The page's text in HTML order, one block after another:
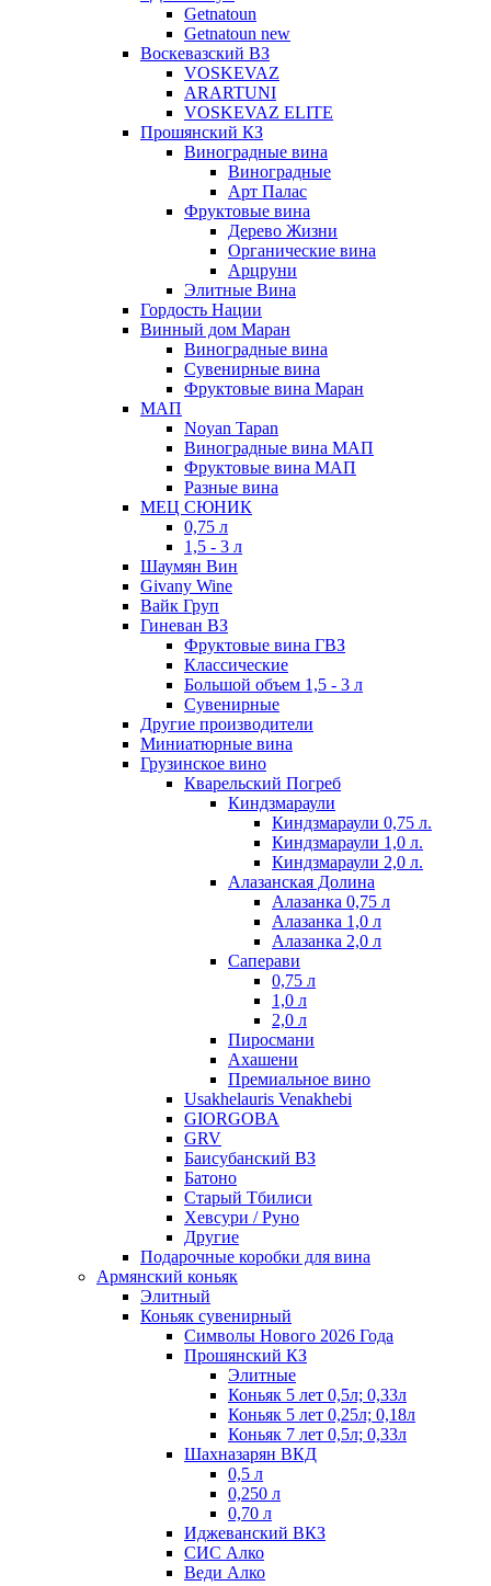
Getnatoun
Getnatoun new
Воскевазский ВЗ
VOSKEVAZ
ARARTUNI
VOSKEVAZ ELITE
Прошянский КЗ
Виноградные вина
Виноградные
Арт Палас
Фруктовые вина
Дерево Жизни
Органические вина
Арцруни
Элитные Вина
Гордость Нации
Винный дом Маран
Виноградные вина
Сувенирные вина
Фруктовые вина Маран
МАП
Noyan Tapan
Виноградные вина МАП
Фруктовые вина МАП
Разные вина
МЕЦ СЮНИК
0,75 л
1,5 - 3 л
Шаумян Вин
Givany Wine
Вайк Груп
Гиневан ВЗ
Фруктовые вина ГВЗ
Классические
Большой объем 1,5 - 3 л
Сувенирные
Другие производители
Миниатюрные вина
Грузинское вино
Кварельский Погреб
Киндзмараули
Киндзмараули 0,75 л.
Киндзмараули 1,0 л.
Киндзмараули 2,0 л.
Алазанская Долина
Алазанка 0,75 л
Алазанка 1,0 л
Алазанка 2,0 л
Саперави
0,75 л
1,0 л
2,0 л
Пиросмани
Ахашени
Премиальное вино
Usakhelauris Venakhebi
GIORGOBA
GRV
Баисубанский ВЗ
Батоно
Старый Тбилиси
Хевсури / Руно
Другие
Подарочные коробки для вина
Армянский коньяк
Элитный
Коньяк сувенирный
Символы Нового 2026 Года
Прошянский КЗ
Элитные
Коньяк 5 лет 0,5л; 0,33л
Коньяк 5 лет 0,25л; 0,18л
Коньяк 7 лет 0,5л; 0,33л
Шахназарян ВКД
0,5 л
0,250 л
0,70 л
Иджеванский ВКЗ
СИС Алко
Веди Алко